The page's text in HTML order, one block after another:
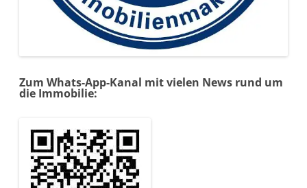
Zum Whats-App-Kanal mit vielen News rund um
die Immobilie: